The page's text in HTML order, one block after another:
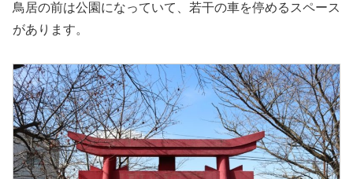
鳥居の前は公園になっていて、若干の車を停めるスペース
があります。